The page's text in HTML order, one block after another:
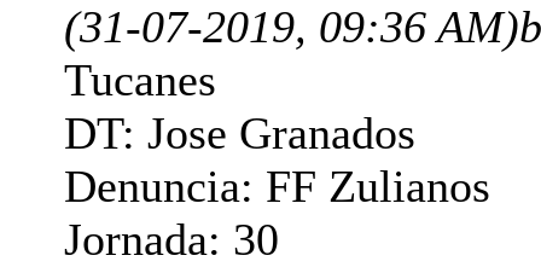
(31-07-2019, 09:36 AM)
Tucanes
DT: Jose Granados
Denuncia: FF Zulianos
Jornada: 30